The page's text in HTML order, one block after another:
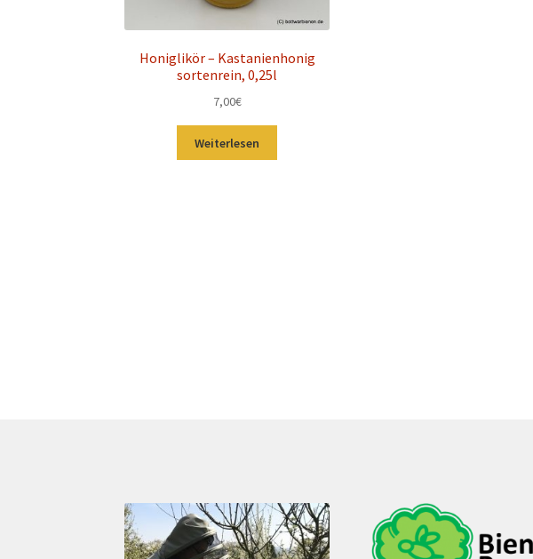
Honiglikör – Kastanienhonig
sortenrein, 0,25l
7,00€
Weiterlesen